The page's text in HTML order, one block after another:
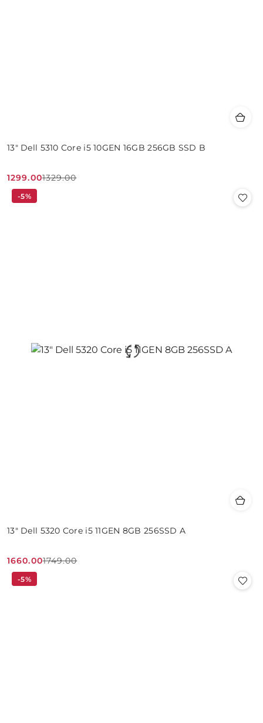
13" Dell 5310 Core i5 10GEN 16GB 256GB SSD B
Cena
promocyjna:
1299.00
Cena
przed
1329.00
13" Dell 5320 Core i5 11GEN 8GB 256SSD A
Cena
promocyjna:
1660.00
Cena
przed
1749.00
-5%
-5%